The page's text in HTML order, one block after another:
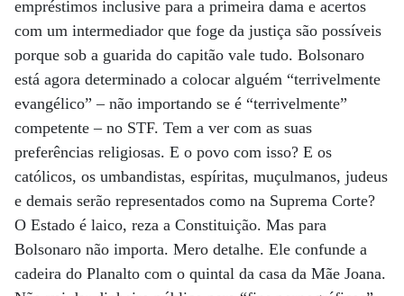
empréstimos inclusive para a primeira dama e acertos
com um intermediador que foge da justiça são possíveis
porque sob a guarida do capitão vale tudo. Bolsonaro
está agora determinado a colocar alguém “terrivelmente
evangélico” – não importando se é “terrivelmente”
competente – no STF. Tem a ver com as suas
preferências religiosas. E o povo com isso? E os
católicos, os umbandistas, espíritas, muçulmanos, judeus
e demais serão representados como na Suprema Corte?
O Estado é laico, reza a Constituição. Mas para
Bolsonaro não importa. Mero detalhe. Ele confunde a
cadeira do Planalto com o quintal da casa da Mãe Joana.